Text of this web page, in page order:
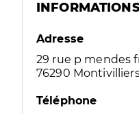
Adresse
29 rue p mendes
76290
Téléphone